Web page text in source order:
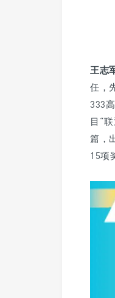
王志
任，
333
目“
篇，
15项